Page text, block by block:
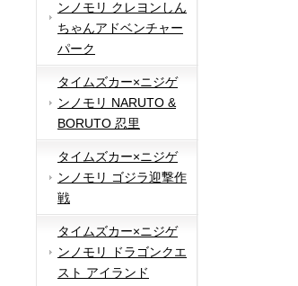
ンノモリ クレヨンしん
ちゃんアドベンチャー
パーク
タイムズカー×ニジゲ
ンノモリ NARUTO &
BORUTO 忍里
タイムズカー×ニジゲ
ンノモリ ゴジラ迎撃作
戦
タイムズカー×ニジゲ
ンノモリ ドラゴンクエ
スト アイランド